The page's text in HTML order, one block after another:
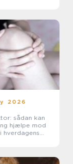
2026
sådan kan
hjælpe mod
hverdagens